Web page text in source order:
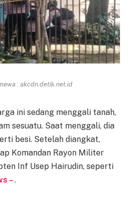
: akcdn.detik.net.id
ini sedang menggali tanah,
sesuatu. Saat menggali, dia
besi. Setelah diangkat,
Komandan Rayon Militer
Inf Usep Hairudin, seperti
–.